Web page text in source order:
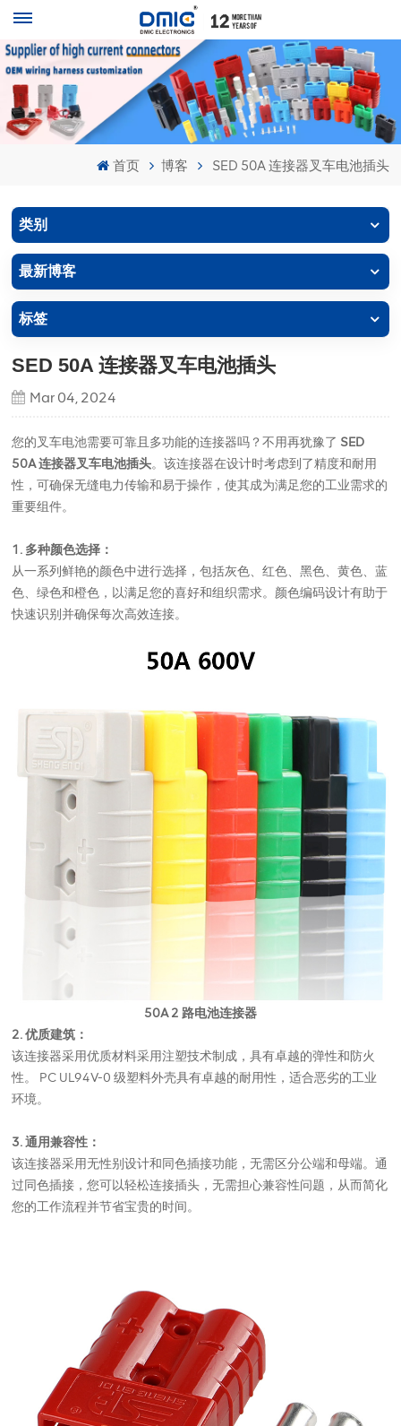
首页 博客 SED 50A 连接器叉车电池插头
类别
最新博客
标签
SED 50A 连接器叉车电池插头
Mar 04, 2024
您的叉车电池需要可靠且多功能的连接器吗？不用再犹豫了 SED
50A 连接器叉车电池插头。该连接器在设计时考虑到了精度和耐用
性，可确保无缝电力传输和易于操作，使其成为满足您的工业需求的
重要组件。
1. 多种颜色选择：
从一系列鲜艳的颜色中进行选择，包括灰色、红色、黑色、黄色、蓝
色、绿色和橙色，以满足您的喜好和组织需求。颜色编码设计有助于
快速识别并确保每次高效连接。
50A 2 路电池连接器
2. 优质建筑：
该连接器采用优质材料采用注塑技术制成，具有卓越的弹性和防火
性。 PC UL94V-0 级塑料外壳具有卓越的耐用性，适合恶劣的工业
环境。
3. 通用兼容性：
该连接器采用无性别设计和同色插接功能，无需区分公端和母端。通
过同色插接，您可以轻松连接插头，无需担心兼容性问题，从而简化
您的工作流程并节省宝贵的时间。